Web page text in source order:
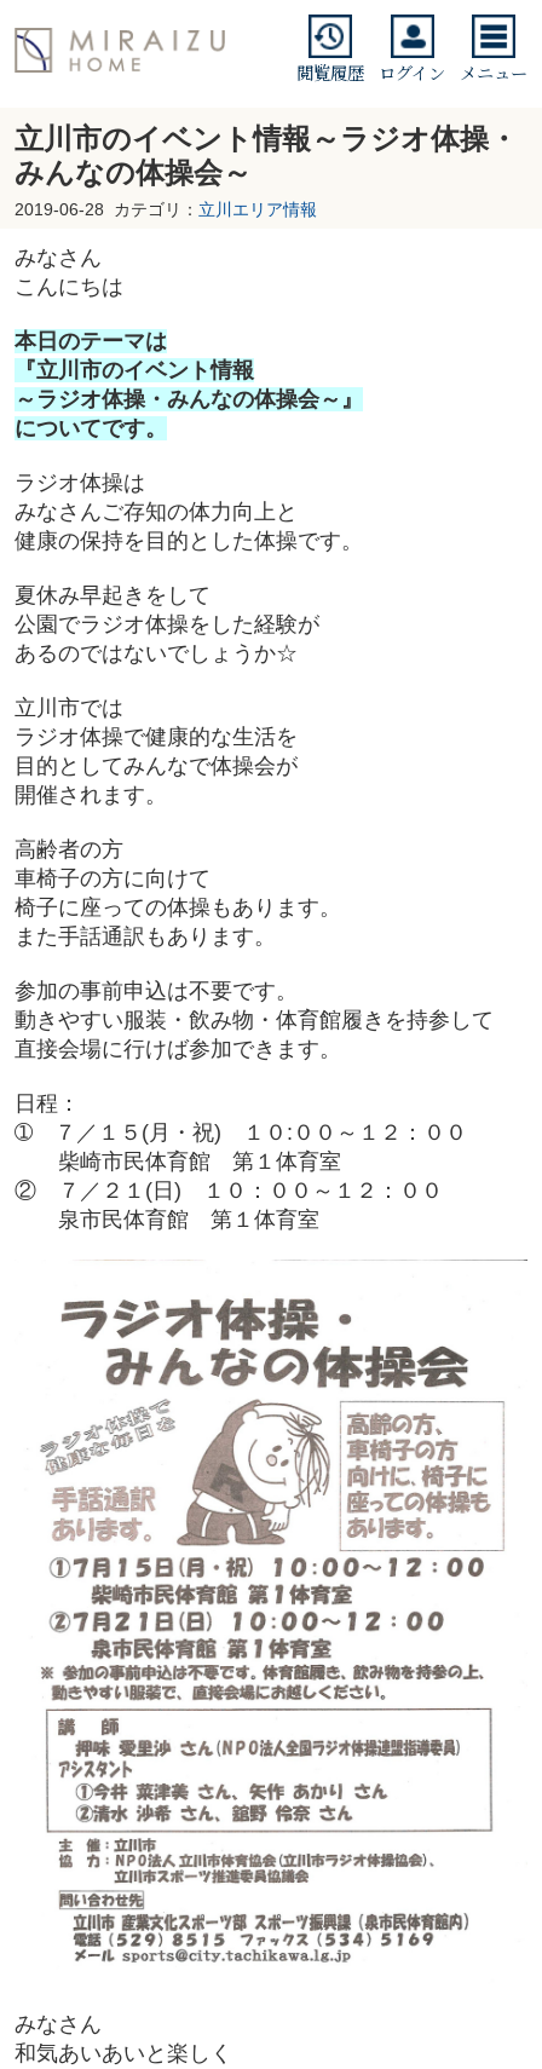
閲覧履歴 ログイン メニュー
立川市のイベント情報～ラジオ体操・
みんなの体操会～
2019-06-28 カテゴリ： 立川エリア情報
みなさん
こんにちは
本日のテーマは
『立川市のイベント情報
～ラジオ体操・みんなの体操会～』
についてです。
ラジオ体操は
みなさんご存知の体力向上と
健康の保持を目的とした体操です。
夏休み早起きをして
公園でラジオ体操をした経験が
あるのではないでしょうか☆
立川市では
ラジオ体操で健康的な生活を
目的としてみんなで体操会が
開催されます。
高齢者の方
車椅子の方に向けて
椅子に座っての体操もあります。
また手話通訳もあります。
参加の事前申込は不要です。
動きやすい服装・飲み物・体育館履きを持参して
直接会場に行けば参加できます。
日程：
➀ ７／１５(月・祝) １０:００～１２：００
柴崎市民体育館 第１体育室
② ７／２１(日) １０：００～１２：００
泉市民体育館 第１体育室
みなさん
和気あいあいと楽しく